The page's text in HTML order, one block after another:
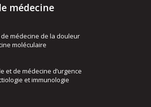
médecine
médecine de la douleur
moléculaire
et de médecine d’urgence
et immunologie